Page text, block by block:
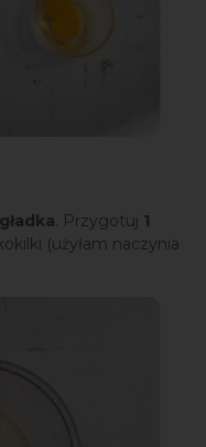
gładka . Przygotuj 1
(użyłam naczynia